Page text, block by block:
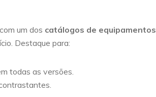
um dos catálogos de equipamentos
Destaque para:
todas as versões.